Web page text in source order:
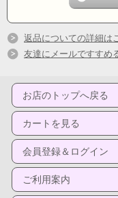
返品についての詳細は
友達にメールですすめ
お店のトップへ戻る
カートを見る
会員登録＆ログイン
ご利用案内